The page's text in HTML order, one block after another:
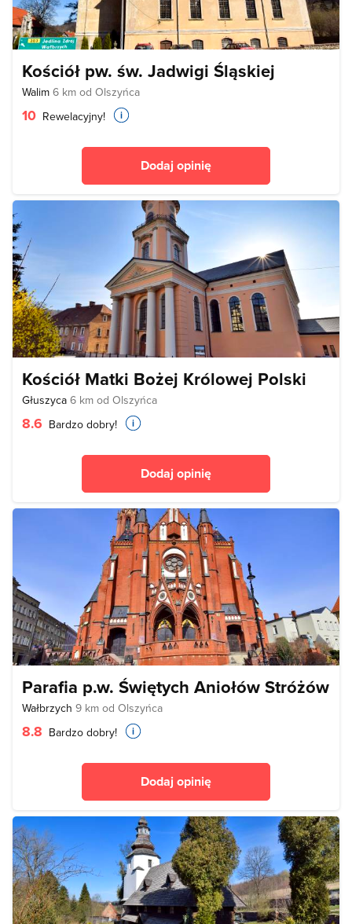
Kościół pw. św. Jadwigi Śląskiej
Walim 6 km od Olszyńca
10 Rewelacyjny!
Dodaj opinię
Kościół Matki Bożej Królowej Polski
Głuszyca 6 km od Olszyńca
8.6 Bardzo dobry!
Dodaj opinię
Parafia p.w. Świętych Aniołów Stróżów
Wałbrzych 9 km od Olszyńca
8.8 Bardzo dobry!
Dodaj opinię